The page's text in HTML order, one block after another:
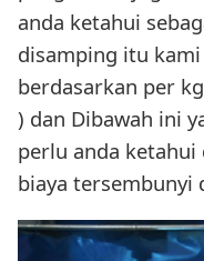
anda ketahui
disamping itu
berdasarkan per
) dan Dibawah ini
perlu anda ketahui
biaya tersembunyi